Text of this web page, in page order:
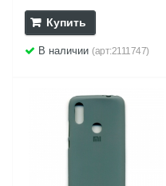
Купить
В наличии (арт:2111747)